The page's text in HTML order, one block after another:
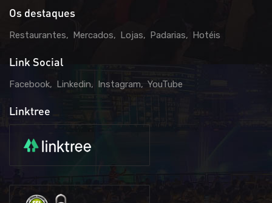
Os destaques
Restaurantes Mercados Lojas Padarias Hotéis
Link Social
Facebook Linkedin Instagram YouTube
Linktree